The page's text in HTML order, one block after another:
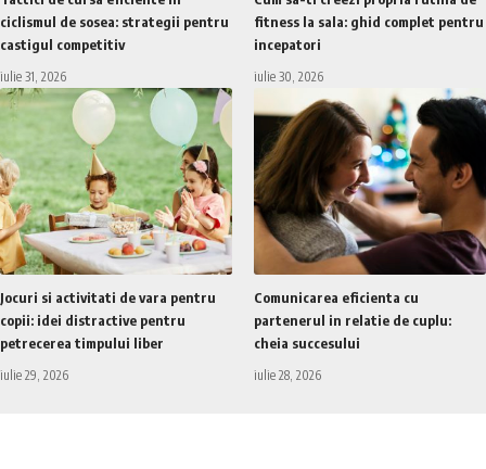
ciclismul de sosea: strategii pentru
castigul competitiv
iulie 31, 2026
fitness la sala: ghid complet pentru
incepatori
iulie 30, 2026
Jocuri si activitati de vara pentru
copii: idei distractive pentru
petrecerea timpului liber
iulie 29, 2026
Comunicarea eficienta cu
partenerul in relatie de cuplu:
cheia succesului
iulie 28, 2026